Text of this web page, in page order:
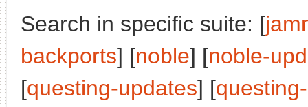
Search in specific suite: [
backports] [noble] [noble-
[questing-updates] [